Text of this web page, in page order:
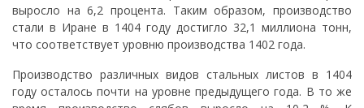
выросло на 6,2 процента. Таким образом, производство
стали в Иране в 1404 году достигло 32,1 миллиона тонн,
что соответствует уровню производства 1402 года.
Производство различных видов стальных листов в 1404
году осталось почти на уровне предыдущего года. В то же